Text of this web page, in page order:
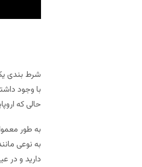
شرط بندی
با وجود
حالی که
به طور
به نوعی
دارید و در